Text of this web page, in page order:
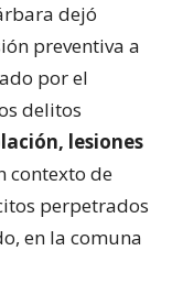
dejó
preventiva a
por el
delitos
lesiones
contexto de
perpetrados
en la comuna